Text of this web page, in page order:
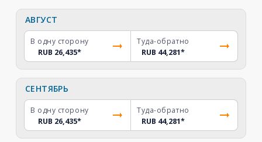
АВГУСТ
В одну сторону
RUB 26,435*
Туда-обратно
RUB 44,281*
СЕНТЯБРЬ
В одну сторону
RUB 26,435*
Туда-обратно
RUB 44,281*